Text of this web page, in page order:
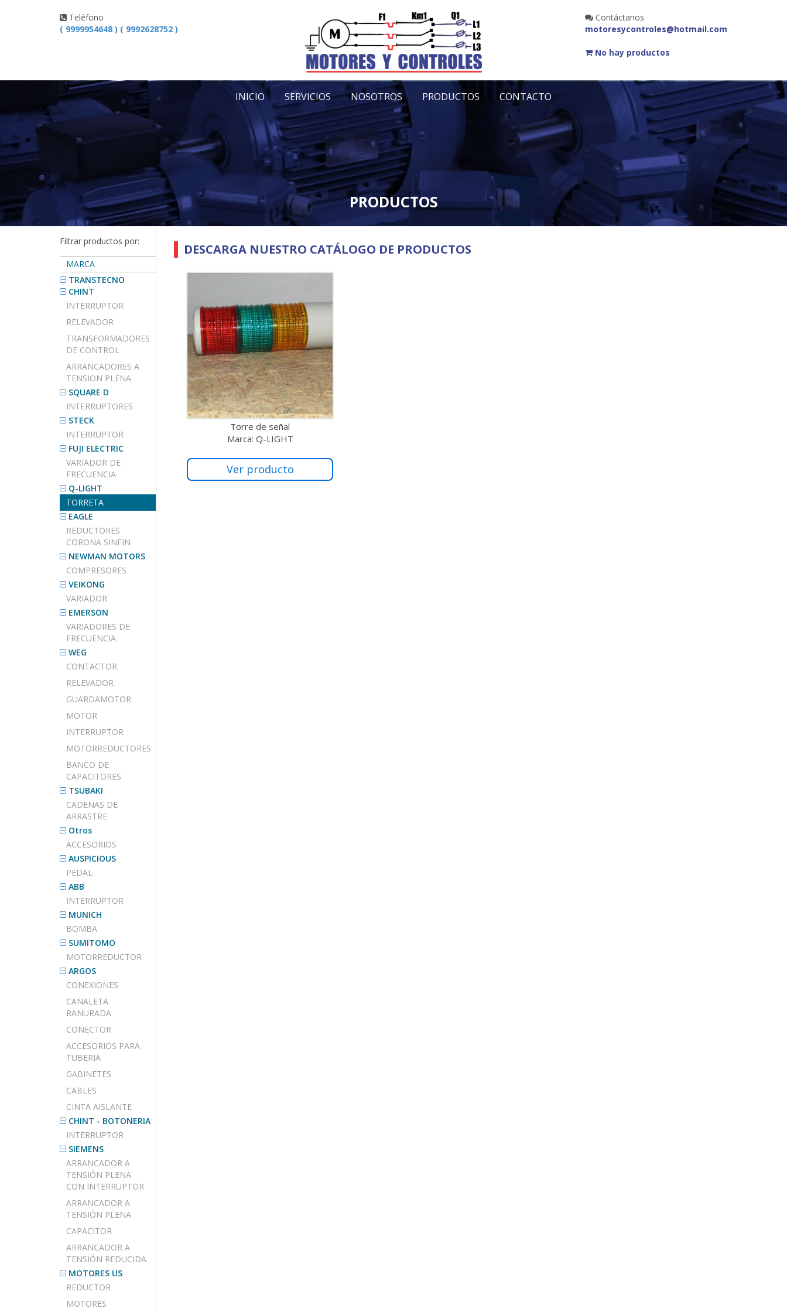
Teléfono
( 9999954648 ) ( 9992628752 )
Contáctanos
motoresycontroles@hotmail.com
No hay productos
INICIO SERVICIOS NOSOTROS PRODUCTOS CONTACTO
PRODUCTOS
Filtrar productos por:
MARCA
TRANSTECNO
CHINT
INTERRUPTOR
RELEVADOR
TRANSFORMADORES
DE CONTROL
ARRANCADORES A
TENSION PLENA
SQUARE D
INTERRUPTORES
STECK
INTERRUPTOR
FUJI ELECTRIC
VARIADOR DE
FRECUENCIA
Q-LIGHT
TORRETA
EAGLE
REDUCTORES
CORONA SINFIN
NEWMAN MOTORS
COMPRESORES
VEIKONG
VARIADOR
EMERSON
VARIADORES DE
FRECUENCIA
WEG
CONTACTOR
RELEVADOR
GUARDAMOTOR
MOTOR
INTERRUPTOR
MOTORREDUCTORES
BANCO DE
CAPACITORES
TSUBAKI
CADENAS DE
ARRASTRE
Otros
ACCESORIOS
AUSPICIOUS
PEDAL
ABB
INTERRUPTOR
MUNICH
BOMBA
SUMITOMO
MOTORREDUCTOR
ARGOS
CONEXIONES
CANALETA
RANURADA
CONECTOR
ACCESORIOS PARA
TUBERIA
GABINETES
CABLES
CINTA AISLANTE
CHINT - BOTONERIA
INTERRUPTOR
SIEMENS
ARRANCADOR A
TENSIÓN PLENA
CON INTERRUPTOR
ARRANCADOR A
TENSIÓN PLENA
CAPACITOR
ARRANCADOR A
TENSIÓN REDUCIDA
MOTORES US
REDUCTOR
MOTORES
DESCARGA NUESTRO CATÁLOGO DE PRODUCTOS
Torre de señal
Marca: Q-LIGHT
Ver producto